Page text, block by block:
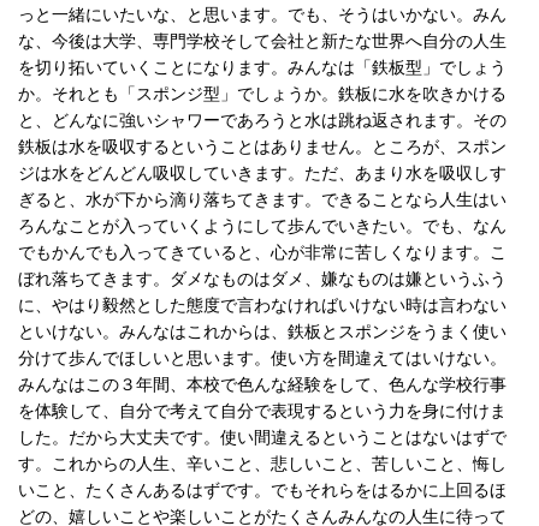
っと一緒にいたいな、と思います。でも、そうはいかない。みん
な、今後は大学、専門学校そして会社と新たな世界へ自分の人生
を切り拓いていくことになります。みんなは「鉄板型」でしょう
か。それとも「スポンジ型」でしょうか。鉄板に水を吹きかける
と、どんなに強いシャワーであろうと水は跳ね返されます。その
鉄板は水を吸収するということはありません。ところが、スポン
ジは水をどんどん吸収していきます。ただ、あまり水を吸収しす
ぎると、水が下から滴り落ちてきます。できることなら人生はい
ろんなことが入っていくようにして歩んでいきたい。でも、なん
でもかんでも入ってきていると、心が非常に苦しくなります。こ
ぼれ落ちてきます。ダメなものはダメ、嫌なものは嫌というふう
に、やはり毅然とした態度で言わなければいけない時は言わない
といけない。みんなはこれからは、鉄板とスポンジをうまく使い
分けて歩んでほしいと思います。使い方を間違えてはいけない。
みんなはこの３年間、本校で色んな経験をして、色んな学校行事
を体験して、自分で考えて自分で表現するという力を身に付けま
した。だから大丈夫です。使い間違えるということはないはずで
す。これからの人生、辛いこと、悲しいこと、苦しいこと、悔し
いこと、たくさんあるはずです。でもそれらをはるかに上回るほ
どの、嬉しいことや楽しいことがたくさんみんなの人生に待って